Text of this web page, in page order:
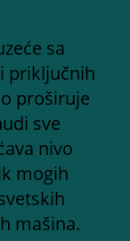
sa
priključnih
proširuje
sve
nivo
mogih
mašina.